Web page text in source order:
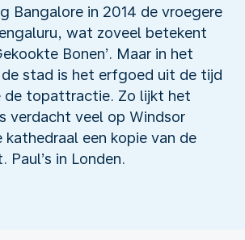
Bangalore in 2014 de vroegere
wat zoveel betekent
Bonen’. Maar in het
stad is het erfgoed uit de tijd
de topattractie. Zo lijkt het
verdacht veel op Windsor
kathedraal een kopie van de
Paul’s in Londen.